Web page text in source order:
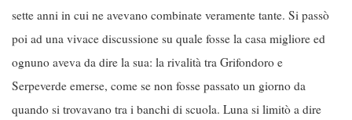
sette anni in cui ne avevano combinate veramente tante. Si passò
poi ad una vivace discussione su quale fosse la casa migliore ed
ognuno aveva da dire la sua: la rivalità tra Grifondoro e
Serpeverde emerse, come se non fosse passato un giorno da
quando si trovavano tra i banchi di scuola. Luna si limitò a dire